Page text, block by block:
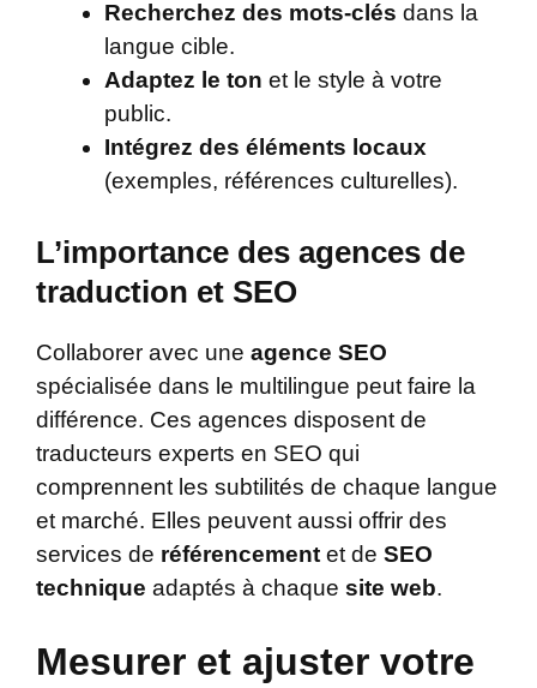
Recherchez des mots-clés dans la
langue cible.
Adaptez le ton et le style à votre
public.
Intégrez des éléments locaux
(exemples, références culturelles).
L’importance des agences de
traduction et SEO
Collaborer avec une agence SEO
spécialisée dans le multilingue peut faire la
différence. Ces agences disposent de
traducteurs experts en SEO qui
comprennent les subtilités de chaque langue
et marché. Elles peuvent aussi offrir des
services de référencement et de SEO
technique adaptés à chaque site web.
Mesurer et ajuster votre